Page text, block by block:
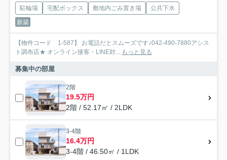
駐輪場 宅配ボックス 敷地内ごみ置き場
公共下水
新築
【物件コード 1-587】 お電話だとスムーズです♪042-490-7880アシス
ト調布店★ オンライン接客・LINE対... もっと見る
募集中の部屋
2階
19.5万円
2階 / 52.17㎡ / 2LDK
3-4階
16.4万円
3-4階 / 46.50㎡ / 1LDK